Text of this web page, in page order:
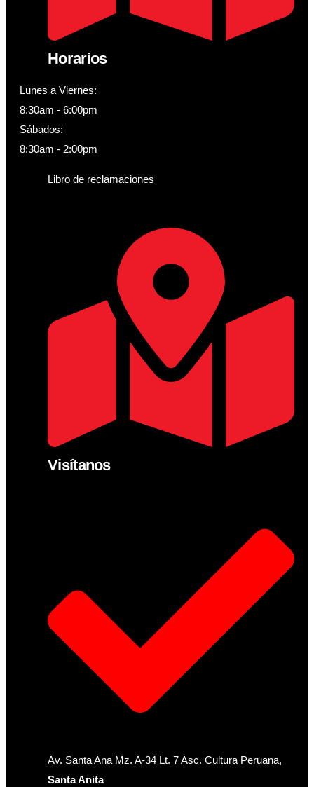
Horarios
Lunes a Viernes:
8:30am - 6:00pm
Sábados:
8:30am - 2:00pm
Libro de reclamaciones
Visítanos
Av. Santa Ana Mz. A-34 Lt. 7 Asc. Cultura Peruana,
Santa Anita